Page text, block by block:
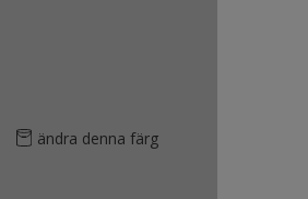
ändra denna färg